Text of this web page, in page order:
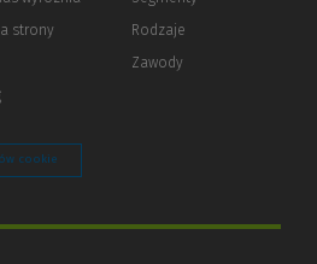
strony
Rodzaje
Zawody
cookie